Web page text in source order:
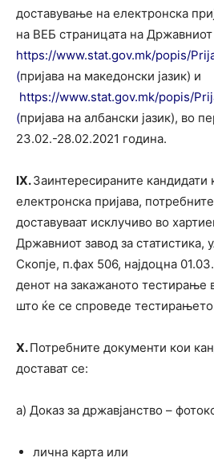
доставување на електронска
на ВЕБ страницата на Државниот
https://www.stat.gov.mk/popis/
(пријава на македонски јазик) и
https://www.stat.gov.mk/popis/
(пријава на албански јазик), во
23.02.-28.02.2021 година.
IX.Заинтересираните кандидати
електронска пријава,
доставуваат исклучиво во
Државниот завод за статистика,
Скопје, п.фах 506, најдоцна
денот на закажаното тестирање
што ќе се спроведе
X.Потребните документи кои
достават се:
а) Доказ за државјанство –
лична карта или